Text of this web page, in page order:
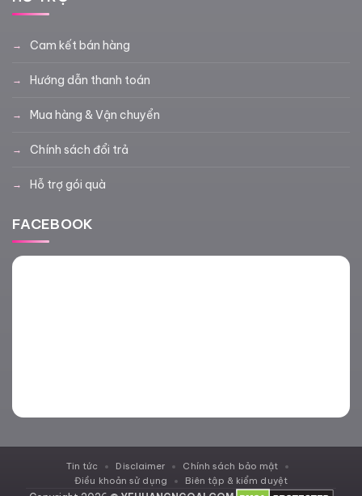
Cam kết bán hàng
Hướng dẫn thanh toán
Mua hàng & Vận chuyển
Chính sách đổi trả
Hỗ trợ gói quà
FACEBOOK
Tin tức Disclaimer
Chính sách bảo mật
Điều khoản sử dụng
Biên tập & kiểm duyệt